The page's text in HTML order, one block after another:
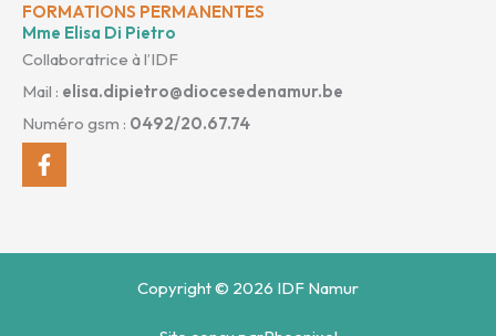
FORMATIONS PERMANENTES
Mme Elisa Di Pietro
Collaboratrice à l’IDF
Mail : elisa.dipietro@diocesedenamur.be
Numéro gsm : 0492/20.67.74
Facebook-
f
Copyright © 2026 IDF Namur